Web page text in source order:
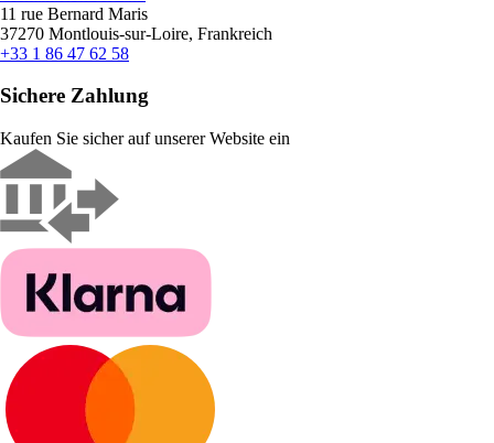
11 rue Bernard Maris
37270 Montlouis-sur-Loire, Frankreich
+33 1 86 47 62 58
Sichere Zahlung
Kaufen Sie sicher auf unserer Website ein